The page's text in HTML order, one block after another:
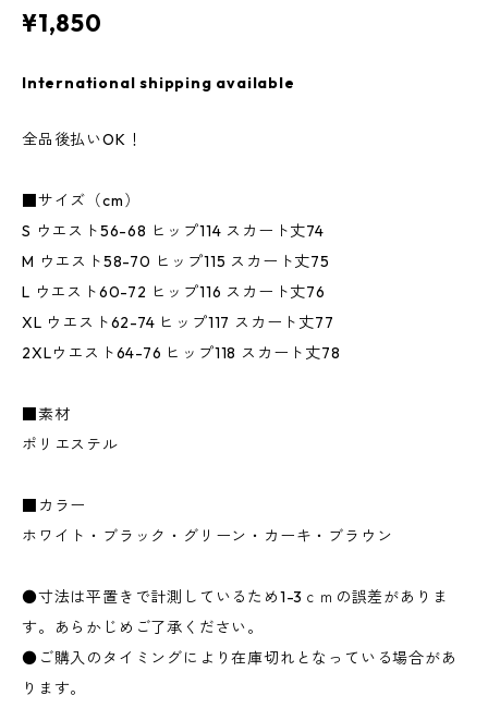
¥1,850
International shipping available
全品後払いOK！
■サイズ（cm）
S ウエスト56-68 ヒップ114 スカート丈74
M ウエスト58-70 ヒップ115 スカート丈75
L ウエスト60-72 ヒップ116 スカート丈76
XL ウエスト62-74 ヒップ117 スカート丈77
2XLウエスト64-76 ヒップ118 スカート丈78
■素材
ポリエステル
■カラー
ホワイト・ブラック・グリーン・カーキ・ブラウン
●寸法は平置きで計測しているため1-3ｃｍの誤差がありま
す。あらかじめご了承ください。
●ご購入のタイミングにより在庫切れとなっている場合があ
ります。